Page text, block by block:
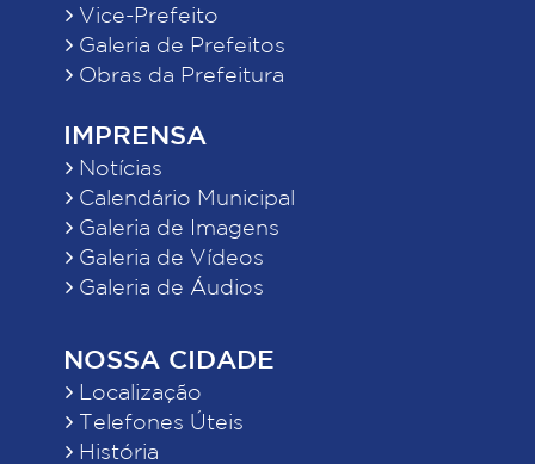
Vice-Prefeito
Galeria de Prefeitos
Obras da Prefeitura
IMPRENSA
Notícias
Calendário Municipal
Galeria de Imagens
Galeria de Vídeos
Galeria de Áudios
NOSSA CIDADE
Localização
Telefones Úteis
História